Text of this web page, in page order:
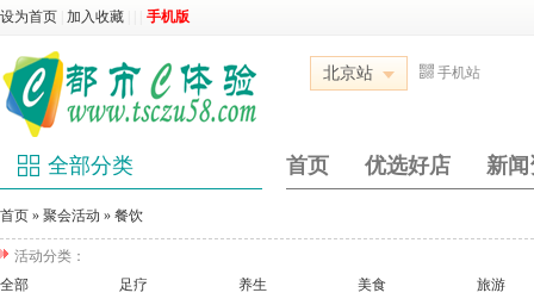
设为首页 加入收藏 手机版
北京站 手机站
全部分类 首页 优选好店 新闻
首页 » 聚会活动 » 餐饮
活动分类：
全部
足疗 养生 美食
旅游